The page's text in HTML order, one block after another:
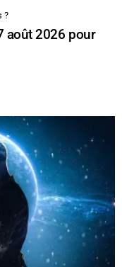
?
août 2026 pour